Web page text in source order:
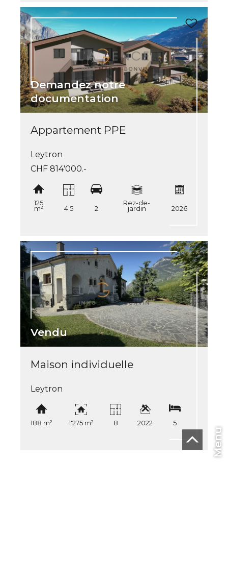
Menu
Demandez notre
documentation
Appartement PPE
Leytron
CHF 814'000.-
125
m² 4.5 2
Rez-de-
jardin 2026
Vendu
Maison individuelle
Leytron
188 m² 1'275 m² 8 2022 5